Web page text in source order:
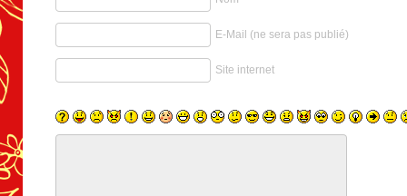
E-Mail (ne sera pas publié)
Site internet